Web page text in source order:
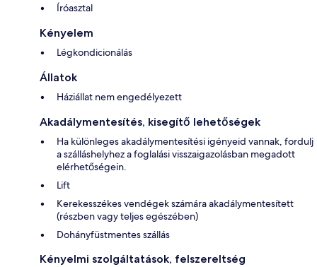
Íróasztal
Kényelem
Légkondicionálás
Állatok
Háziállat nem engedélyezett
Akadálymentesítés, kisegítő lehetőségek
Ha különleges akadálymentesítési igényeid vannak, fordulj
a szálláshelyhez a foglalási visszaigazolásban megadott
elérhetőségein.
Lift
Kerekesszékes vendégek számára akadálymentesített
(részben vagy teljes egészében)
Dohányfüstmentes szállás
Kényelmi szolgáltatások, felszereltség